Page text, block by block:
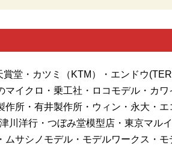
堂・カツミ（KTM）・エンドウ
イクロ・乗工社・ロコモデル・カ
所・有井製作所・ウィン・永大・
洋行・つぼみ堂模型店・東京マル
サシノモデル・モデルワークス・モ